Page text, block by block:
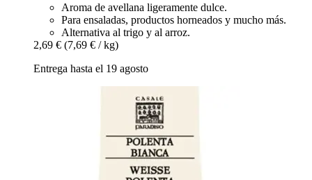
Aroma de avellana ligeramente dulce.
Para ensaladas, productos horneados y mucho más.
Alternativa al trigo y al arroz.
2,69 € (7,69 € / kg)
Entrega hasta el 19 agosto